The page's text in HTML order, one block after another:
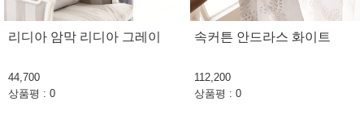
리디아 암막 리디아 그레이
44,700
상품평 : 0
속커튼 안드라스 화이트
112,200
상품평 : 0